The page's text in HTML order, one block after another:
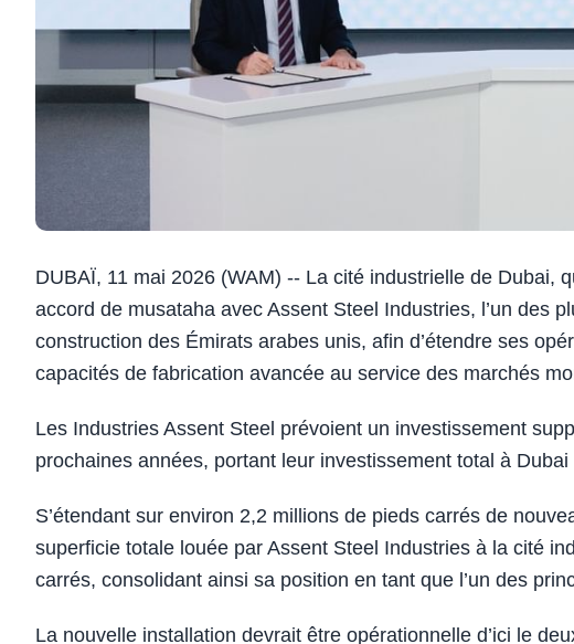
DUBAÏ, 11 mai 2026 (WAM) -- La cité industrielle de Dubai,
accord de musataha avec Assent Steel Industries, l’un des
construction des Émirats arabes unis, afin d’étendre ses
capacités de fabrication avancée au service des marchés
Les Industries Assent Steel prévoient un investissement
prochaines années, portant leur investissement total à
S’étendant sur environ 2,2 millions de pieds carrés de
superficie totale louée par Assent Steel Industries à la cité
carrés, consolidant ainsi sa position en tant que l’un des
La nouvelle installation devrait être opérationnelle d’ici le